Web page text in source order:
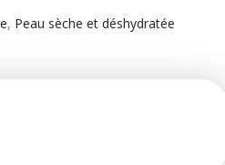
, Peau sèche et déshydratée